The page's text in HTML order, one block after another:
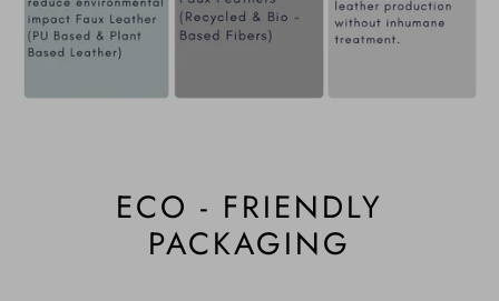
ECO - FRIENDLY
PACKAGING